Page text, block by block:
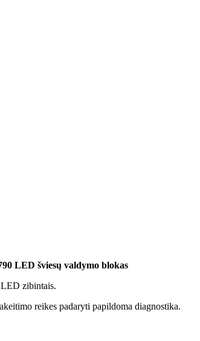
LED šviesų valdymo blokas
zibintais.
reikes padaryti papildoma diagnostika.